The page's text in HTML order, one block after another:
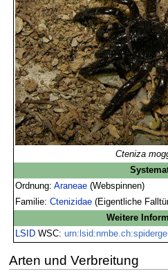
Cteniza
Ordnung:Araneae (Webspinnen)
Familie:Ctenizidae (Eigentliche
Weitere
LSID WSC:
Arten und Verbreitung